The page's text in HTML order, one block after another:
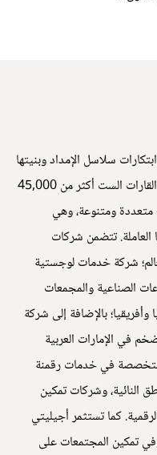
سلاسل الإمداد وبنيتها
التحتية، ويعمل في شركاتها المنتشرة في القارات الست أكثر من 45,000
ومتنوعة، وهي
تتضمن شركات
شركة خدمات لوجستية
الصناعية والمجمعات
بالإضافة إلى شركة
في الإمارات العربية
في خدمات رقمنة
النائية، وشركات تمكين
كما تستثمر أجيليتي
تمكين المجتمعات على